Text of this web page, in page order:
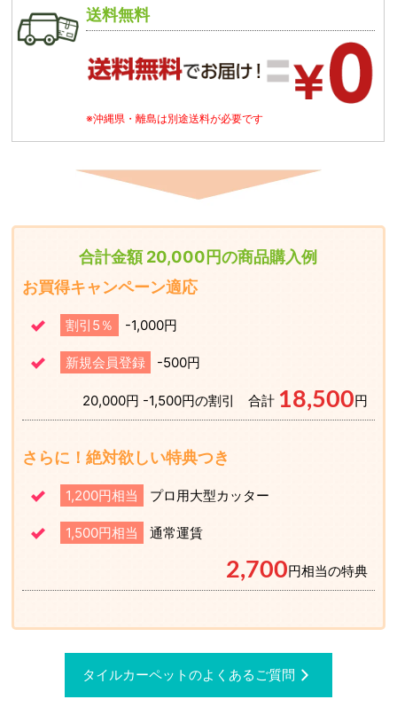
送料無料
※沖縄県・離島は別途送料が必要です
合計金額 20,000円の商品購入例
お買得キャンペーン適応
割引5％ -1,000円
新規会員登録 -500円
20,000円 -1,500円の割引 合計 18,500円
さらに！絶対欲しい特典つき
1,200円相当 プロ用大型カッター
1,500円相当 通常運賃
2,700円相当の特典
タイルカーペットのよくあるご質問